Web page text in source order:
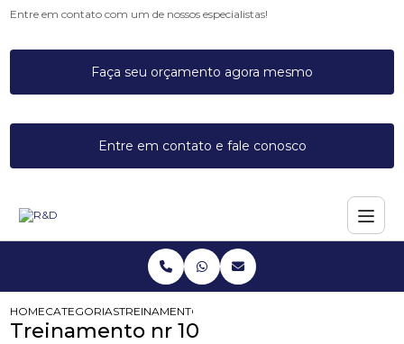
Entre em contato com um de nossos especialistas!
Faça seu orçamento agora mesmo
Entre em contato e fale conosco
HOMECATEGORIASTREINAMENTO NR 10
Treinamento nr 10